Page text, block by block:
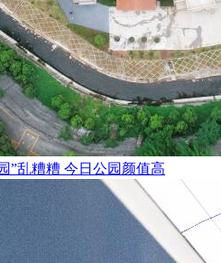
”乱糟糟 今日公园颜值高